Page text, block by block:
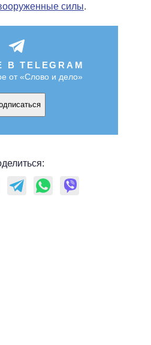
силы.
TELEGRAM
от «Слово и дело»